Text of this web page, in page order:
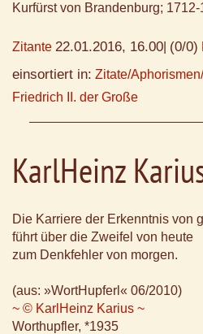
Kurfürst von Brandenburg;
Zitante 22.01.2016, 16.00 (0/0)
einsortiert in: Zitate/
Friedrich II. der Große
KarlHeinz
Die Karriere der Erkenntnis von
führt über die Zweifel von heute
zum Denkfehler von morgen.
(aus: »WortHupferl« 06/2010)
~ © KarlHeinz Karius ~
Worthupfler, *1935